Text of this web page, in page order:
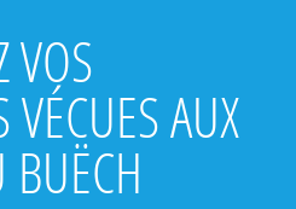
VOS
VÉCUES AUX
BUËCH